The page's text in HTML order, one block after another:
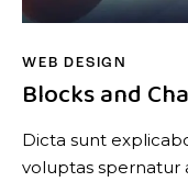
WEB DESIGN
Blocks and
Dicta sunt
voluptas spernatur